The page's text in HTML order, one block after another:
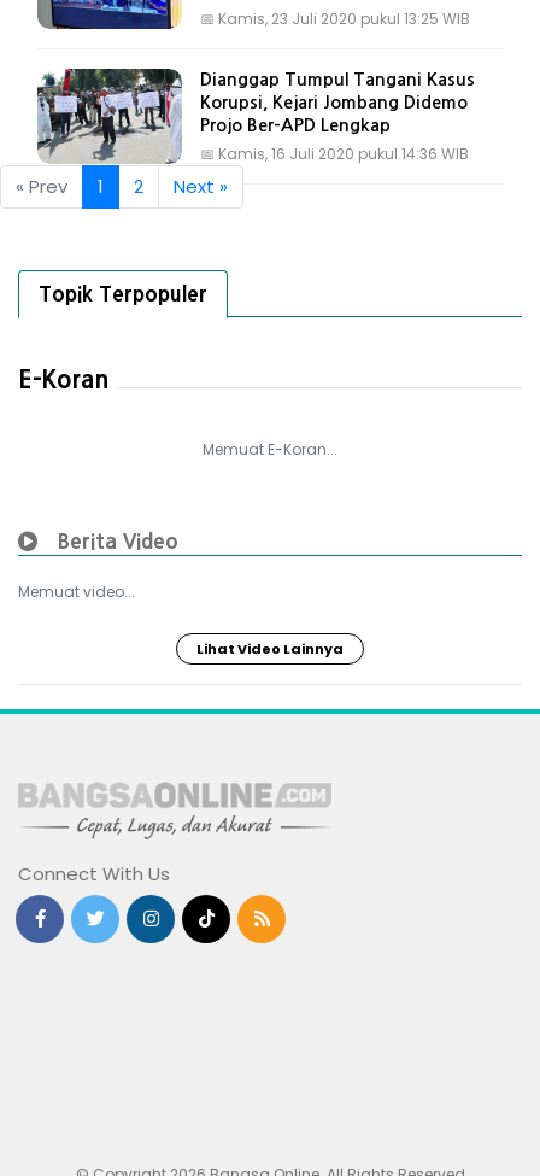
📅 Kamis, 23 Juli 2020 pukul 13:25 WIB
Dianggap Tumpul Tangani Kasus
Korupsi, Kejari Jombang Didemo
Projo Ber-APD Lengkap
📅 Kamis, 16 Juli 2020 pukul 14:36 WIB
« Prev 1 2 Next »
Topik Terpopuler
E-Koran
Memuat E-Koran...
Berita Video
Memuat video...
Lihat Video Lainnya
Connect With Us